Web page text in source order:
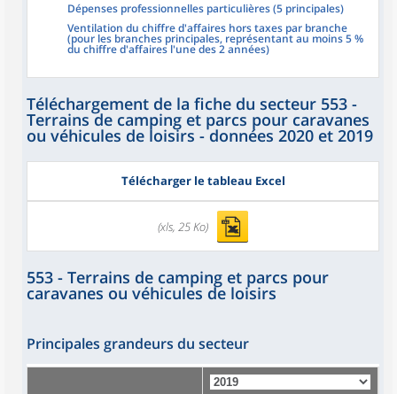
Dépenses professionnelles particulières (5 principales)
Ventilation du chiffre d'affaires hors taxes par branche
(pour les branches principales, représentant au moins 5 %
du chiffre d'affaires l'une des 2 années)
Téléchargement de la fiche du secteur 553 -
Terrains de camping et parcs pour caravanes
ou véhicules de loisirs - données 2020 et 2019
Télécharger le tableau Excel
(xls, 25 Ko)
553 - Terrains de camping et parcs pour
caravanes ou véhicules de loisirs
Principales grandeurs du secteur